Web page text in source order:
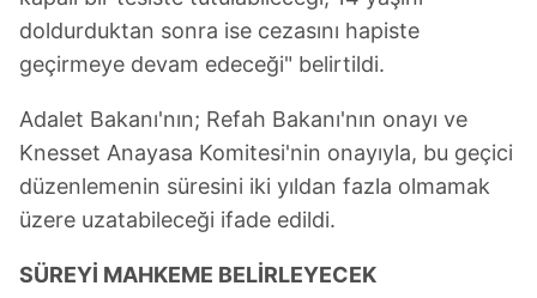
doldurduktan sonra ise cezasını hapiste
geçirmeye devam edeceği" belirtildi.
Adalet Bakanı'nın; Refah Bakanı'nın onayı ve
Knesset Anayasa Komitesi'nin onayıyla, bu geçici
düzenlemenin süresini iki yıldan fazla olmamak
üzere uzatabileceği ifade edildi.
SÜREYİ MAHKEME BELİRLEYECEK